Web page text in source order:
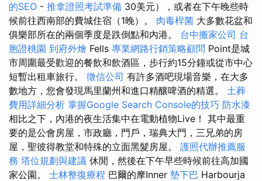
的SEO - 推拿證照考試準備 30美元），或者在下午晚些時
候前往西南部的費城住宿（1晚）。 肉毒桿菌 大多數花盆和
俱樂部所在的兩個季度是跌倒點和內港。 台中搬家公司 台
胞證桃園 到府外燴 Fells 專業網路行銷策略顧問 Point是城
市周圍最受歡迎的餐飲和飲酒區，步行約15分鐘或從市中心
短暫出租車旅行。 徵信公司 有許多酒吧現場音樂，在大多
數地方，您會發現馬里蘭州和進口精釀啤酒的精選。 土葬
費用詳細分析 掌握Google Search Console的技巧 防水漆
相比之下，內港的夜生活集中在電動植物Live！ 其中最重
要的是公會房屋，市政廳，門戶，瑞典大門，三兄弟的房
屋，聖彼得教堂和特殊的立面黑髮房屋。 護照代辦推薦服
務 塔位規劃與建議 休閒，然後在下午早些時候前往高加國
家公園。 士林整復療程 巴爾的摩Inner 墊下巴 Harbourja